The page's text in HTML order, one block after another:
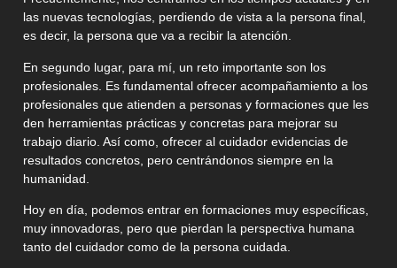
las nuevas tecnologías, perdiendo de vista a la persona final,
es decir, la persona que va a recibir la atención.
En segundo lugar, para mí, un reto importante son los
profesionales. Es fundamental ofrecer acompañamiento a los
profesionales que atienden a personas y formaciones que les
den herramientas prácticas y concretas para mejorar su
trabajo diario. Así como, ofrecer al cuidador evidencias de
resultados concretos, pero centrándonos siempre en la
humanidad.
Hoy en día, podemos entrar en formaciones muy específicas,
muy innovadoras, pero que pierdan la perspectiva humana
tanto del cuidador como de la persona cuidada.